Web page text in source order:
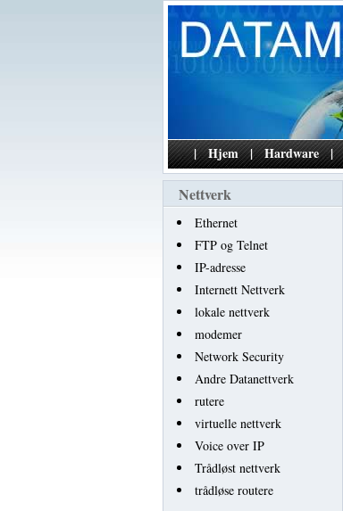
| Hjem | Hardware |
Nettverk
Ethernet
FTP og Telnet
IP-adresse
Internett Nettverk
lokale nettverk
modemer
Network Security
Andre Datanettverk
rutere
virtuelle nettverk
Voice over IP
Trådløst nettverk
trådløse routere